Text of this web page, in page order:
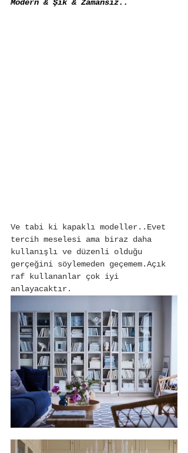
Modern & Şık & Zamansız..
Ve tabi ki kapaklı modeller..Evet
tercih meselesi ama biraz daha
kullanışlı ve düzenli olduğu
gerçeğini söylemeden geçemem.Açık
raf kullananlar çok iyi
anlayacaktır.